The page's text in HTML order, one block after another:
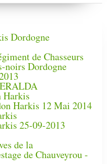
Dordogne
de Chasseurs
noirs Dordogne
Harkis
Harkis 12 Mai 2014
25-09-2013
de la
de Chauveyrou -